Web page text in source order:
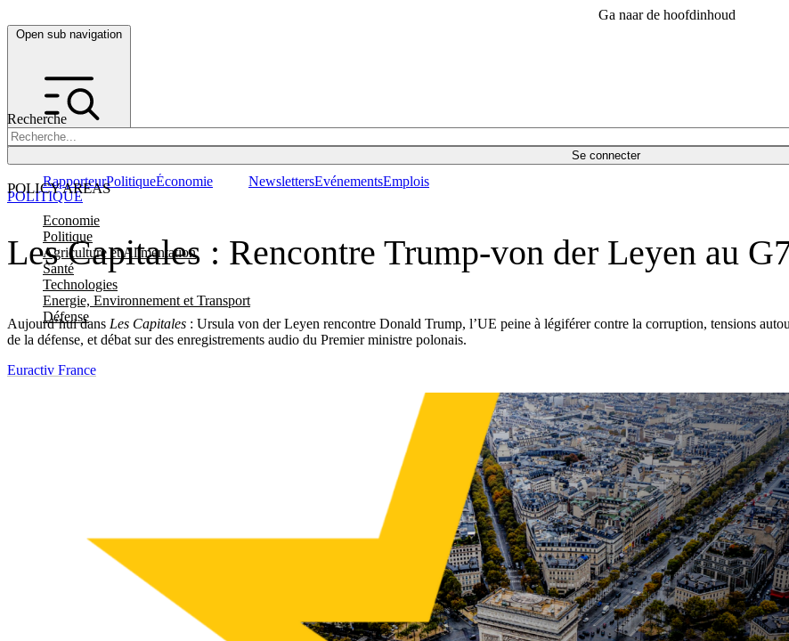
Ga naar de hoofdinhoud
Open sub navigation
Recherche
Se connecter
POLICY AREAS
Economie
Politique
Agriculture et Alimentation
Santé
Technologies
Energie, Environnement et Transport
Défense
RapporteurPolitiqueÉconomie NewslettersEvénementsEmplois
Les Capitales : Rencontre Trump-von der Leyen au
Aujourd’hui dans Les Capitales : Ursula von der Leyen rencontre Donald Trump, l’UE peine à légiférer contre la corruption, tensions
de la défense, et débat sur des enregistrements audio du Premier ministre polonais.
POLITIQUE
Euractiv France